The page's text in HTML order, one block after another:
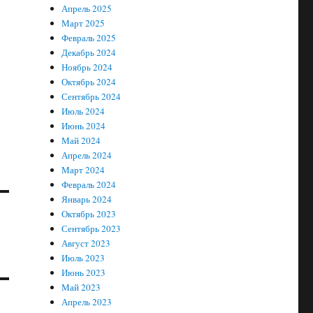
Апрель 2025
Март 2025
Февраль 2025
Декабрь 2024
Ноябрь 2024
Октябрь 2024
Сентябрь 2024
Июль 2024
Июнь 2024
Май 2024
Апрель 2024
Март 2024
Февраль 2024
Январь 2024
Октябрь 2023
Сентябрь 2023
Август 2023
Июль 2023
Июнь 2023
Май 2023
Апрель 2023